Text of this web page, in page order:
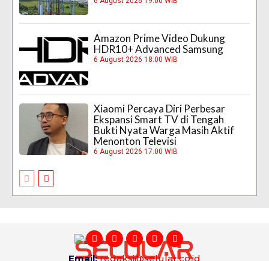
Amazon Prime Video Dukung
HDR10+ Advanced Samsung
6 August 2026 18:00 WIB
Xiaomi Percaya Diri Perbesar
Ekspansi Smart TV di Tengah
Bukti Nyata Warga Masih Aktif
Menonton Televisi
6 August 2026 17:00 WIB
Email:redaksi@selular.co.id